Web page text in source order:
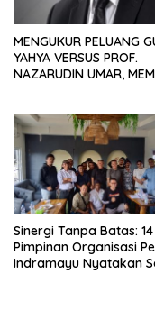
MENGUKUR PELUANG
YAHYA VERSUS PROF.
NAZARUDIN UMAR,
Sinergi Tanpa Batas: 14
Pimpinan Organisasi
Indramayu Nyatakan